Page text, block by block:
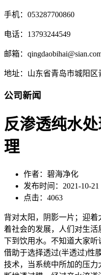
手机：053287700860
电话：13793244549
邮箱：
地址：山东省青岛市城阳区
公司新闻
反渗透纯水
理
作者：碧海净化
发布时间：2021-10-21
点击：4063
背对太阳，阴影一片；迎
着社会的发展，人们对生活
下到饮用水。不知道大家
借助于选择透过(半透过)性
技术，当系统中所加的压